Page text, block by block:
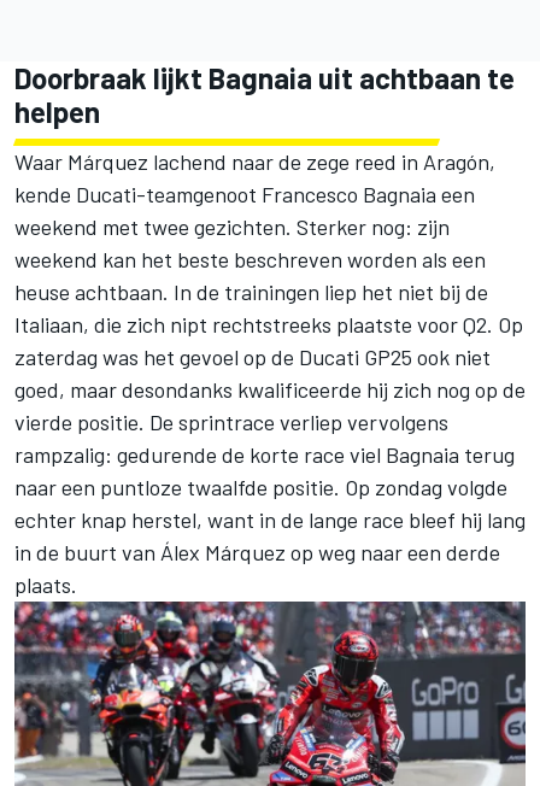
Doorbraak lijkt Bagnaia uit achtbaan te
helpen
Waar Márquez lachend naar de zege reed in Aragón,
kende Ducati-teamgenoot Francesco Bagnaia een
weekend met twee gezichten. Sterker nog: zijn
weekend kan het beste beschreven worden als een
heuse achtbaan. In de trainingen liep het niet bij de
Italiaan, die zich nipt rechtstreeks plaatste voor Q2. Op
zaterdag was het gevoel op de Ducati GP25 ook niet
goed, maar desondanks kwalificeerde hij zich nog op de
vierde positie. De sprintrace verliep vervolgens
rampzalig: gedurende de korte race viel Bagnaia terug
naar een puntloze twaalfde positie. Op zondag volgde
echter knap herstel, want in de lange race bleef hij lang
in de buurt van Álex Márquez op weg naar een derde
plaats.